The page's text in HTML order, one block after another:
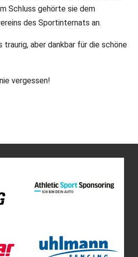
Schluss gehörte sie dem
des Sportinternats an.
traurig, aber dankbar für die schöne
vergessen!